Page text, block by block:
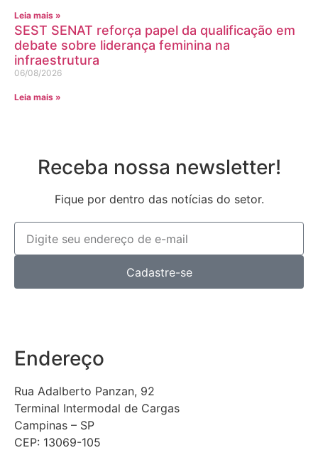
Leia mais »
SEST SENAT reforça papel da qualificação em
debate sobre liderança feminina na
infraestrutura
06/08/2026
Leia mais »
Receba nossa newsletter!
Fique por dentro das notícias do setor.
Cadastre-se
Endereço
Rua Adalberto Panzan, 92
Terminal Intermodal de Cargas
Campinas – SP
CEP: 13069-105